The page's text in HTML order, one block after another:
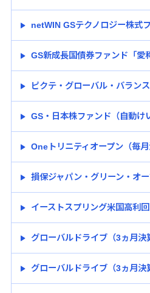
netWIN GSテクノロジー株式
GS新成長国債券ファンド「愛
ピクテ・グローバル・バラン
GS・日本株ファンド（自動け
Oneトリニティオープン（毎
損保ジャパン・グリーン・オ
イーストスプリング米国高利
グローバルドライブ（3ヵ月決
グローバルドライブ（3ヵ月決